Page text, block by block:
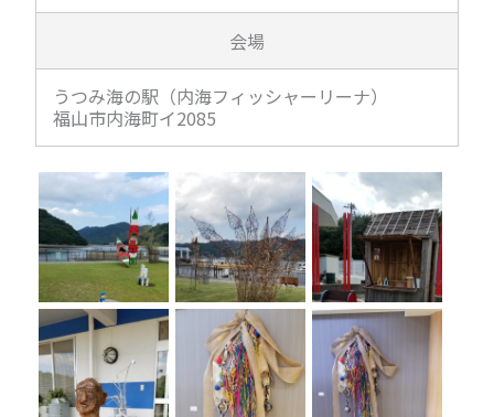
会場
うつみ海の駅（内海フィッシャーリーナ）
福山市内海町イ2085